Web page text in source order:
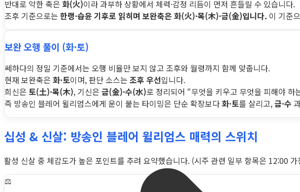
반대로 약한 축은 화(火)이라 과부하 상황에서 체력·감정 리듬이 먼저 흔들릴 수 있습니다.
조후 기준으로는 한랭·습윤 기후로 읽히며 보완축은 화(火)·목(木)·금(金)입니다. 이 기준
보완 오행 풀이 (화·토)
쎄하다의 정밀 기준에서는 오행 비율만 보지 않고 조후와 월령까지 함께 맞춥니다.
현재 보완축은 화·토이며, 판단 소스는 조후 우선입니다.
희신은 토(土)·목(木), 기신은 금(金)·수(水)로 정리되어 “무엇을 키우고 무엇을 피해야 하
즉 방송인 블레어 윌리엄스에게 운이 붙는 타이밍은 단순 확장보다화·토를 살리고,금·수
십성 & 신살: 방송인 블레어 윌리엄스 매력의 스위치
활성 신살 중 체감도가 높은 포인트를 추려 요약했습니다. (시주 관련 일부 항목은 12:00 가
⚖️